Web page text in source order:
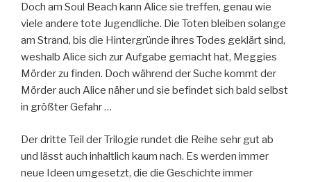
Doch am Soul Beach kann Alice sie treffen, genau wie
viele andere tote Jugendliche. Die Toten bleiben solange
am Strand, bis die Hintergründe ihres Todes geklärt sind,
weshalb Alice sich zur Aufgabe gemacht hat, Meggies
Mörder zu finden. Doch während der Suche kommt der
Mörder auch Alice näher und sie befindet sich bald selbst
in größter Gefahr …
Der dritte Teil der Trilogie rundet die Reihe sehr gut ab
und lässt auch inhaltlich kaum nach. Es werden immer
neue Ideen umgesetzt, die die Geschichte immer